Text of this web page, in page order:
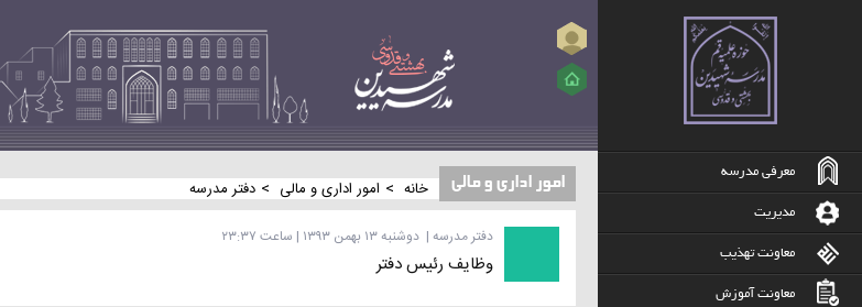
معرفی مدرسه
مدیریت
معاونت تهذیب
معاونت آموزش
ورود
خانه > امور اداری و مالی امور اداری و مالی > دفتر مدرسه
دفتر مدرسه | دوشنبه ۱۳ بهمن ۱۳۹۳ | ساعت ۲۳:۳۷
وظایف رئیس دفتر